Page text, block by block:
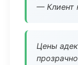
— Клиент
Цены